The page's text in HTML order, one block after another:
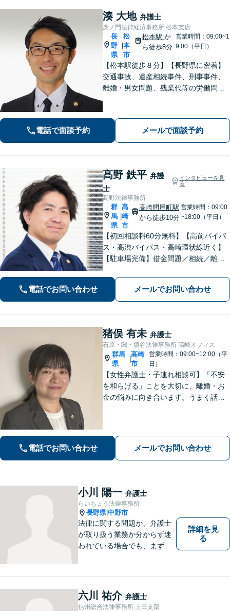
湊 大地 弁護士
虎ノ門法律経済事務所 松本支店
長
野
県
松
本
市
松本駅 か
ら徒歩8分
営業時間：09:00~1
9:00（平日）
【松本駅徒歩８分】【長野県に密着】
交通事故、遺産相続事件、刑事事件、
離婚・男女問題、残業代等の労働問題
頼者様と共に歩みます。お一人で悩ま
ず是非ご相談ください。
電話で面談予約 メールで面談予約
髙野 鉄平 弁護
士
インタビューを見
る
髙野法律事務所
群
馬
県
高
崎
市
高崎問屋町駅
から徒歩10分
営業時間：09:00
~18:00（平日）
【初回相談料60分無料】【高前バイパ
ス・高渋バイパス・高崎環状線近く】
【駐車場完備】借金問題／相続／離婚
広く対応しております。丁寧なヒアリ
ングとコミュニケーションを重ねるこ
とを大切にしております【休日・夜間
対応可】
電話でお問い合わせ メールでお問い合わせ
猪俣 有未 弁護士
石原・関・猿谷法律事務所 高崎オフィス
群馬
県
|
高崎
市
営業時間：09:00~12:00（平
日）
【女性弁護士・子連れ相談可】「不安
を和らげる」ことを大切に、離婚・お
金の悩みに向き合います。うまく話せ
電話でお問い合わせ メールでお問い合わせ
小川 陽一 弁護士
らいちょう法律事務所
長野県|中野市
法律に関する問題か、弁護士
が取り扱う業務か分からず迷
われている場合でも、まずは
す。
詳細を見
る
六川 祐介 弁護士
信州総合法律事務所 上田支部